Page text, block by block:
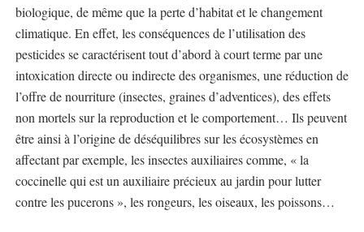
biologique, de même que la perte d’habitat et le changement
climatique. En effet, les conséquences de l’utilisation des
pesticides se caractérisent tout d’abord à court terme par une
intoxication directe ou indirecte des organismes, une réduction de
l’offre de nourriture (insectes, graines d’adventices), des effets
non mortels sur la reproduction et le comportement… Ils peuvent
être ainsi à l’origine de déséquilibres sur les écosystèmes en
affectant par exemple, les insectes auxiliaires comme, « la
coccinelle qui est un auxiliaire précieux au jardin pour lutter
contre les pucerons », les rongeurs, les oiseaux, les poissons…